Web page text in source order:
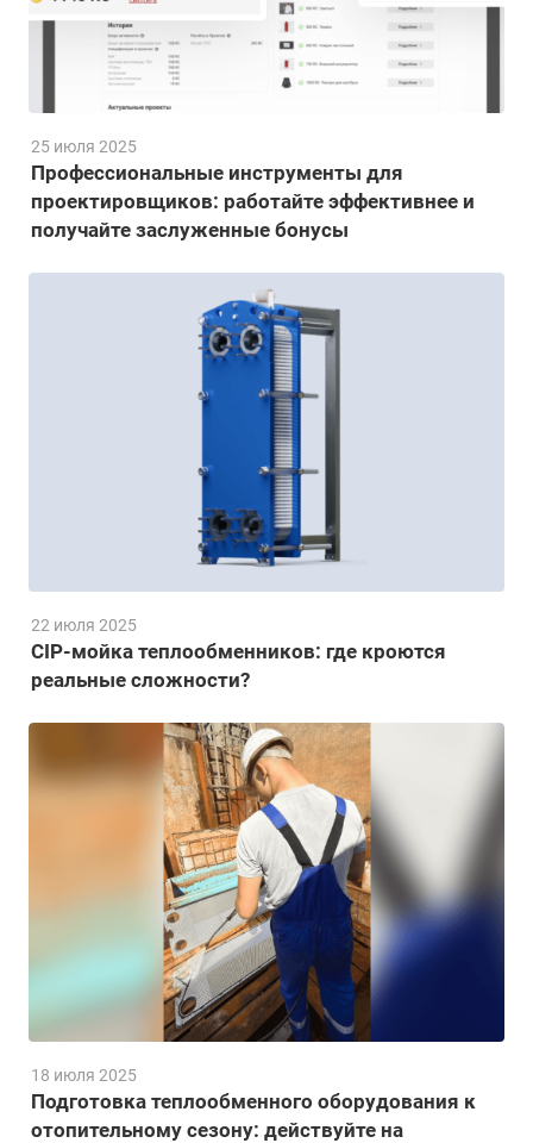
Профессиональные инструменты для
проектировщиков: работайте эффективнее и
получайте заслуженные бонусы
25 июля 2025
CIP-мойка теплообменников: где кроются
реальные сложности?
22 июля 2025
Подготовка теплообменного оборудования к
отопительному сезону: действуйте на
18 июля 2025